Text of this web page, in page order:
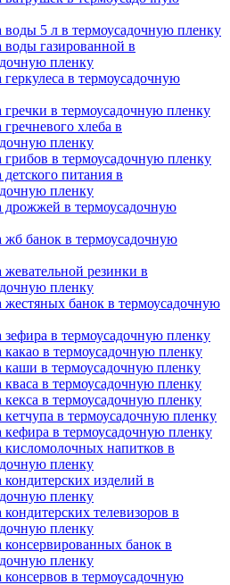
воды 5 л в термоусадочную пленку
воды газированной в
пленку
геркулеса в термоусадочную
гречки в термоусадочную пленку
хлеба в
пленку
грибов в термоусадочную пленку
детского питания в
пленку
дрожжей в термоусадочную
жб банок в термоусадочную
жевательной резинки в
пленку
жестяных банок в термоусадочную
зефира в термоусадочную пленку
какао в термоусадочную пленку
каши в термоусадочную пленку
кваса в термоусадочную пленку
кекса в термоусадочную пленку
кетчупа в термоусадочную пленку
кефира в термоусадочную пленку
кисломолочных напитков в
пленку
кондитерских изделий в
пленку
кондитерских телевизоров в
пленку
консервированных банок в
пленку
консервов в термоусадочную